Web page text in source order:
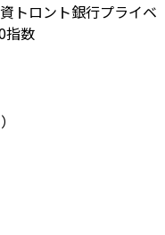
トロント銀行プライベ
指数